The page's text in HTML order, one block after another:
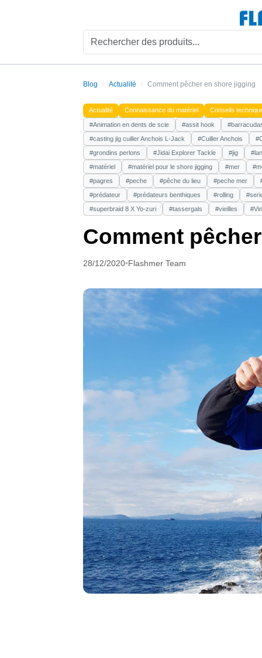
Blog Actualité Comment pêcher en shore jigging
Actualité Connaissance du matériel Conseils
#Animation en dents de scie #assit hook
#casting jig cuiller Anchois L-Jack
#Cuiller Anchois
#grondins perlons
#Jidai Explorer Tackle #jig
#matériel
#matériel pour le shore jigging #mer
#pagres
#peche #pêche du lieu #peche mer
#prédateur
#prédateurs benthiques #rolling
#superbraid 8 X Yo-zuri
#tassergals #vieilles
Comment
28/12/2020•Flashmer Team